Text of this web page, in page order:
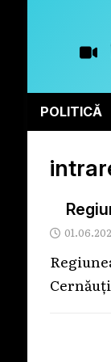
POLITICĂ